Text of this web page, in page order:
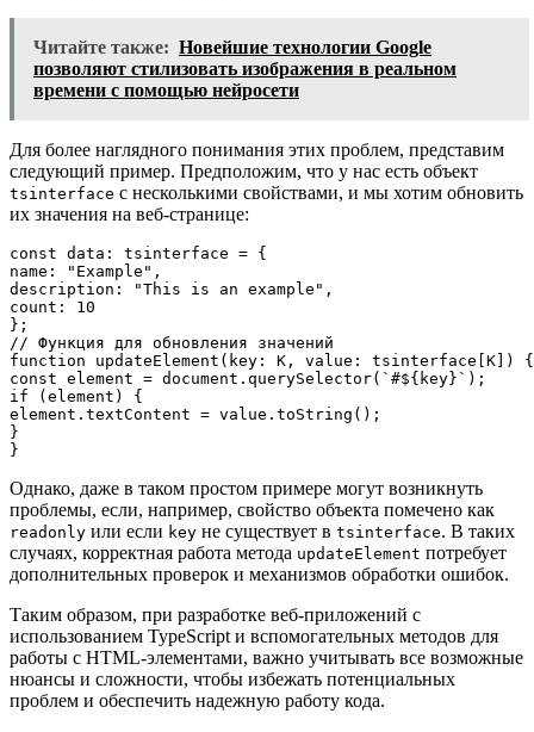
Читайте также: Новейшие технологии Google
позволяют стилизовать изображения в реальном
времени с помощью нейросети
Для более наглядного понимания этих проблем, представим
следующий пример. Предположим, что у нас есть объект
tsinterface с несколькими свойствами, и мы хотим обновить
их значения на веб-странице:
const data: tsinterface = {
name: "Example",
description: "This is an example",
count: 10
};
// Функция для обновления значений
function updateElement (key: K, value: tsinterface[K]) {
const element = document.querySelector(`#${key}`);
if (element) {
element.textContent = value.toString();
}
Однако, даже в таком простом примере могут возникнуть
проблемы, если, например, свойство объекта помечено как
readonly или если key не существует в tsinterface. В таких
случаях, корректная работа метода updateElement потребует
дополнительных проверок и механизмов обработки ошибок.
Таким образом, при разработке веб-приложений с
использованием TypeScript и вспомогательных методов для
работы с HTML-элементами, важно учитывать все возможные
нюансы и сложности, чтобы избежать потенциальных
проблем и обеспечить надежную работу кода.